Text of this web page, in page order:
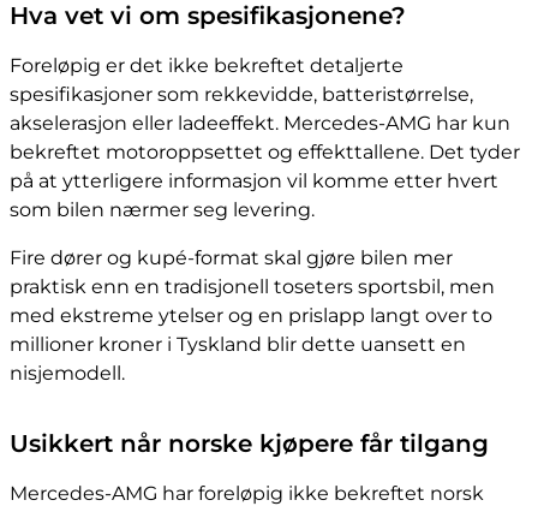
Hva vet vi om spesifikasjonene?
Foreløpig er det ikke bekreftet detaljerte
spesifikasjoner som rekkevidde, batteristørrelse,
akselerasjon eller ladeeffekt. Mercedes-AMG har kun
bekreftet motoroppsettet og effekttallene. Det tyder
på at ytterligere informasjon vil komme etter hvert
som bilen nærmer seg levering.
Fire dører og kupé-format skal gjøre bilen mer
praktisk enn en tradisjonell toseters sportsbil, men
med ekstreme ytelser og en prislapp langt over to
millioner kroner i Tyskland blir dette uansett en
nisjemodell.
Usikkert når norske kjøpere får tilgang
Mercedes-AMG har foreløpig ikke bekreftet norsk